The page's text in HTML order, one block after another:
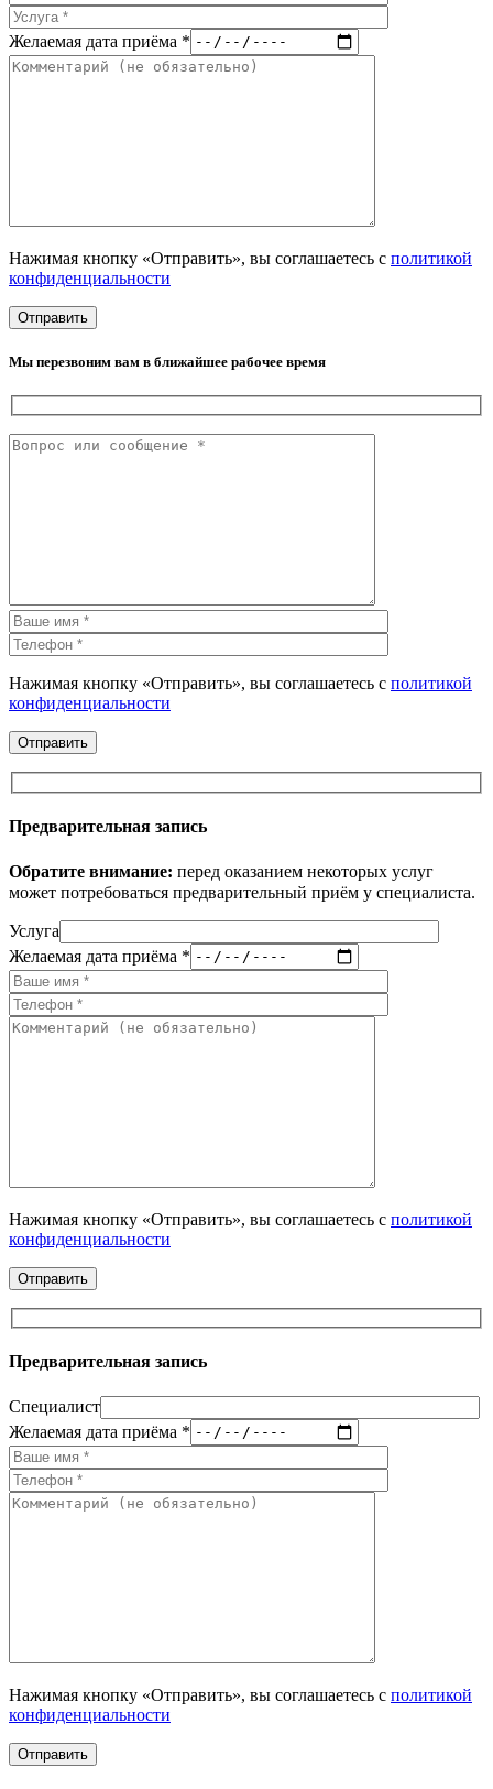
Желаемая дата приёма *
Нажимая кнопку «Отправить», вы соглашаетесь с политикой
конфиденциальности
Мы перезвоним вам в ближайшее рабочее время
Нажимая кнопку «Отправить», вы соглашаетесь с политикой
конфиденциальности
Предварительная запись
Обратите внимание: перед оказанием некоторых услуг
может потребоваться предварительный приём у специалиста.
Услуга
Желаемая дата приёма *
Нажимая кнопку «Отправить», вы соглашаетесь с политикой
конфиденциальности
Предварительная запись
Специалист
Желаемая дата приёма *
Нажимая кнопку «Отправить», вы соглашаетесь с политикой
конфиденциальности